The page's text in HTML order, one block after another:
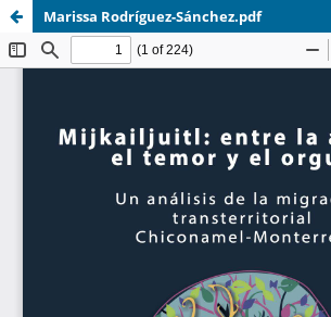
Marissa Rodríguez-Sánchez.pdf